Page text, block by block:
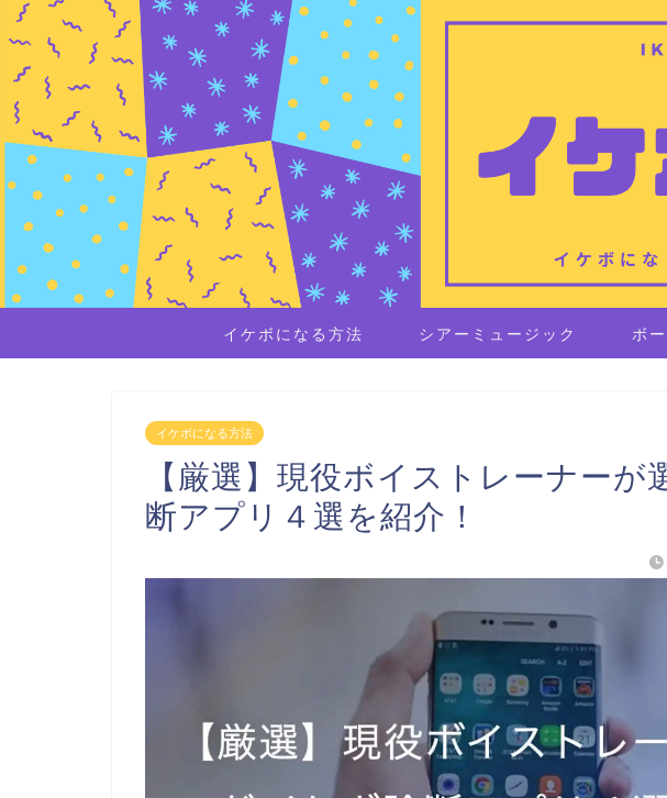
イケボになる方法 シアーミュージック ボ
イケボになる方法
【厳選】現役ボイストレーナーが
断アプリ４選を紹介！